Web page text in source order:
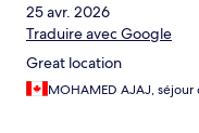
25 avr. 2026
Traduire avec Google
Great location
MOHAMED AJAJ, séjour